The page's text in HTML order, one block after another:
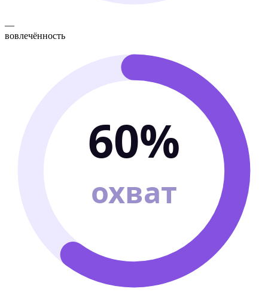
—
вовлечённость
60%
охват